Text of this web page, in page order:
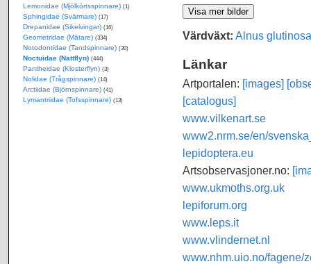
Värdväxt: Alnus glutinosa
Länkar
Artportalen: [images]
[catalogus]
www.vilkenart.se
www2.nrm.se/en/
lepidoptera.eu
Artsobservasjoner.no:
www.ukmoths.org.uk
lepiforum.org
www.leps.it
www.vlindernet.nl
www.nhm.uio.no/fagene/
Lemonidae (Mjölkörtsspinnare) (1)
Sphingidae (Svärmare) (17)
Drepanidae (Sikelvingar) (16)
Geometridae (Mätare) (334)
Notodontidae (Tandspinnare) (30)
Noctuidae (Nattflyn) (444)
Pantheidae (Klosterflyn) (3)
Nolidae (Trågspinnare) (14)
Arctiidae (Björnspinnare) (41)
Lymantriidae (Tofsspinnare) (13)